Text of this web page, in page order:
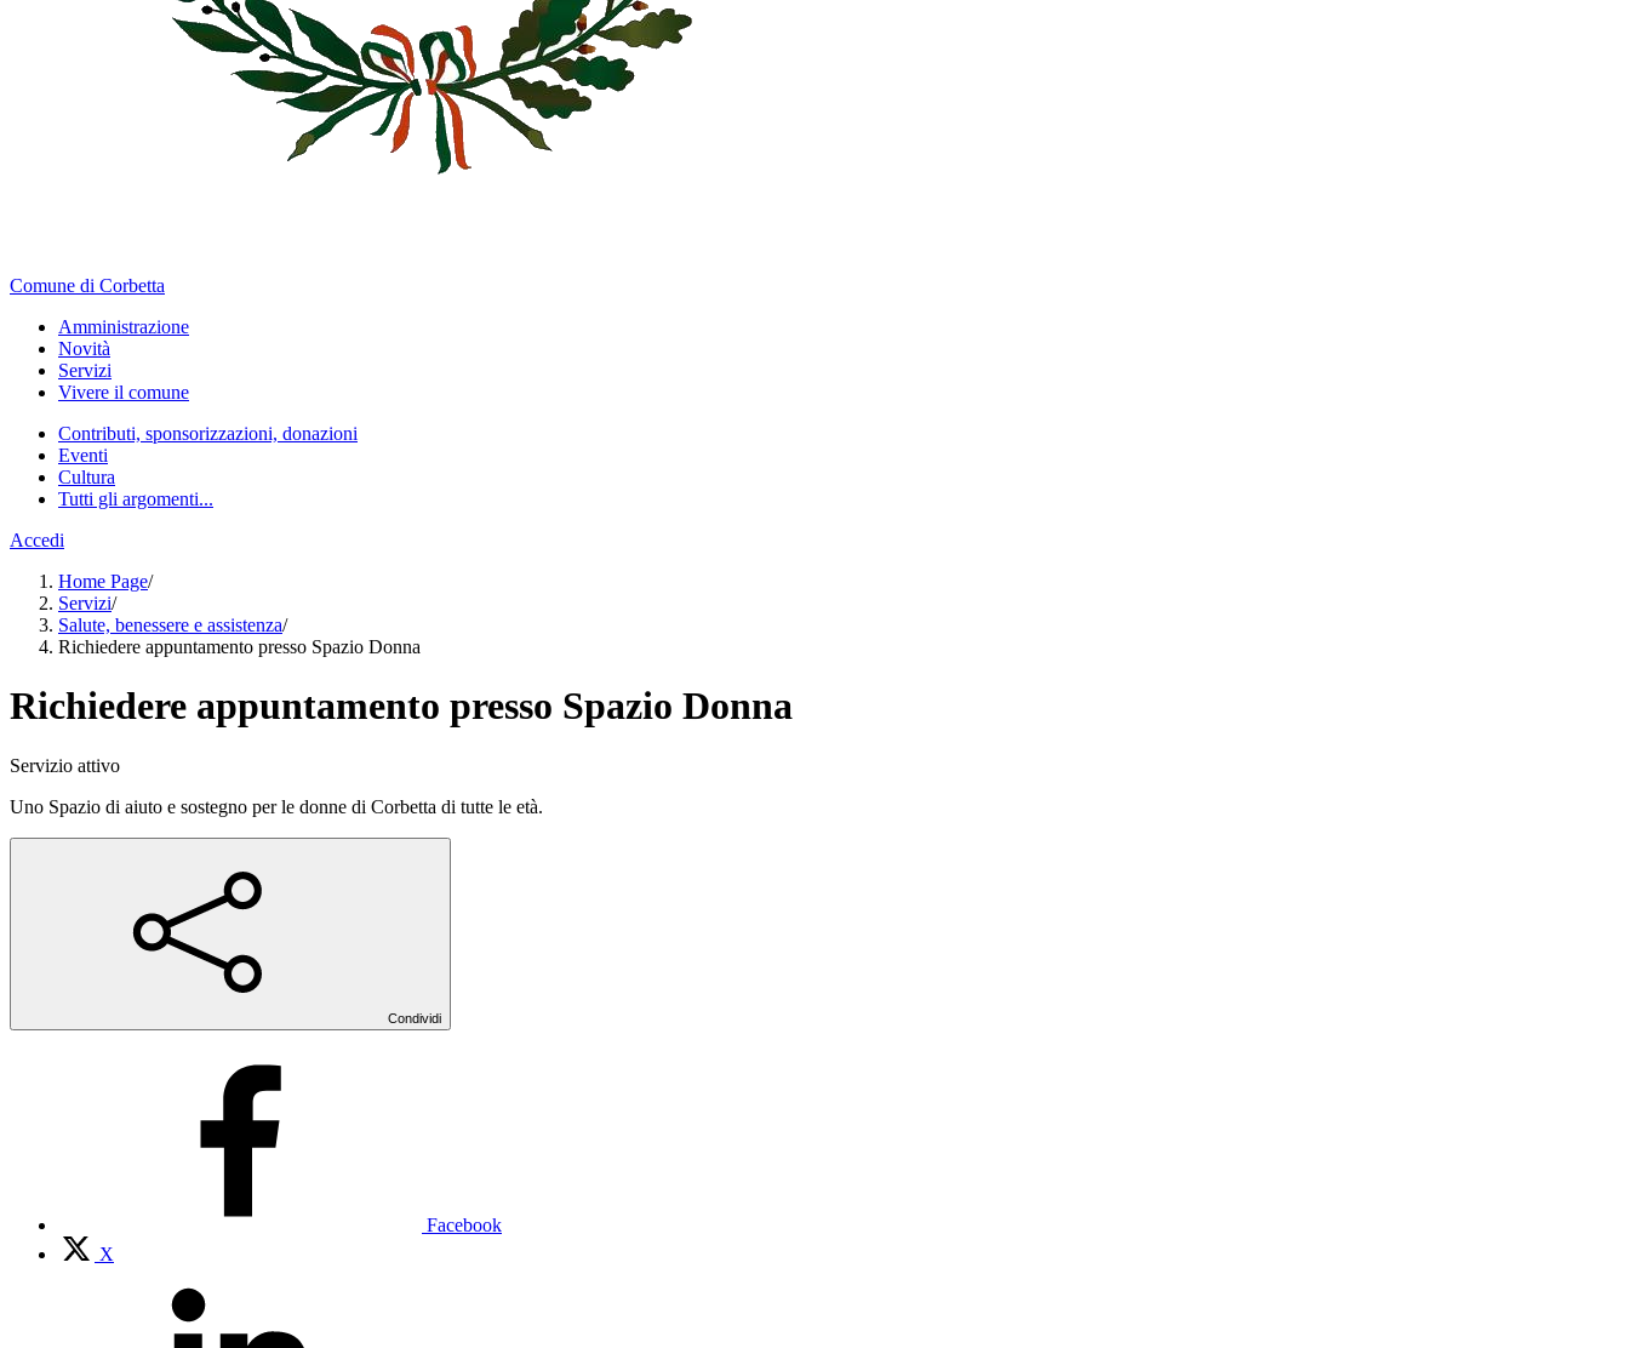
Comune di Corbetta
Amministrazione
Novità
Servizi
Vivere il comune
Contributi, sponsorizzazioni, donazioni
Eventi
Cultura
Tutti gli argomenti...
Accedi
Home Page/
Servizi/
Salute, benessere e assistenza/
Richiedere appuntamento presso Spazio Donna
Richiedere appuntamento presso Spazio Donna
Servizio attivo
Uno Spazio di aiuto e sostegno per le donne di Corbetta di tutte le età.
Condividi
Facebook
X